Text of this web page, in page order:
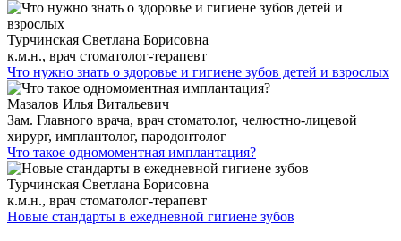
Турчинская Светлана Борисовна
к.м.н., врач стоматолог-терапевт
Что нужно знать о здоровье и гигиене зубов детей и взрослых
Мазалов Илья Витальевич
Зам. Главного врача, врач стоматолог, челюстно-лицевой
хирург, имплантолог, пародонтолог
Что такое одномоментная имплантация?
Турчинская Светлана Борисовна
к.м.н., врач стоматолог-терапевт
Новые стандарты в ежедневной гигиене зубов